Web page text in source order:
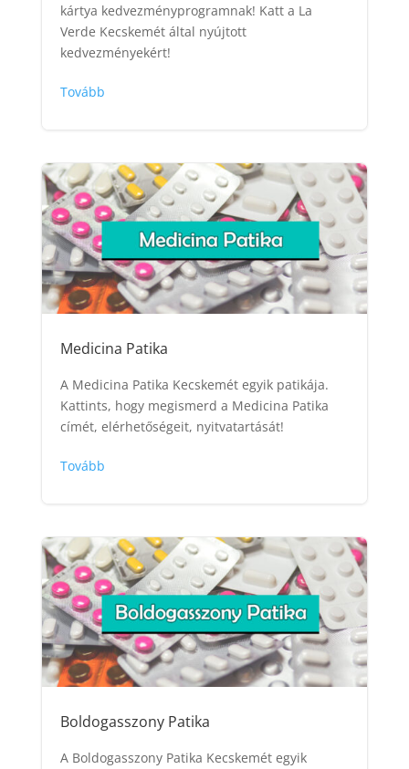
kártya kedvezményprogramnak! Katt a La
Verde Kecskemét által nyújtott
kedvezményekért!
Tovább
Medicina Patika
A Medicina Patika Kecskemét egyik patikája.
Kattints, hogy megismerd a Medicina Patika
címét, elérhetőségeit, nyitvatartását!
Tovább
Boldogasszony Patika
A Boldogasszony Patika Kecskemét egyik